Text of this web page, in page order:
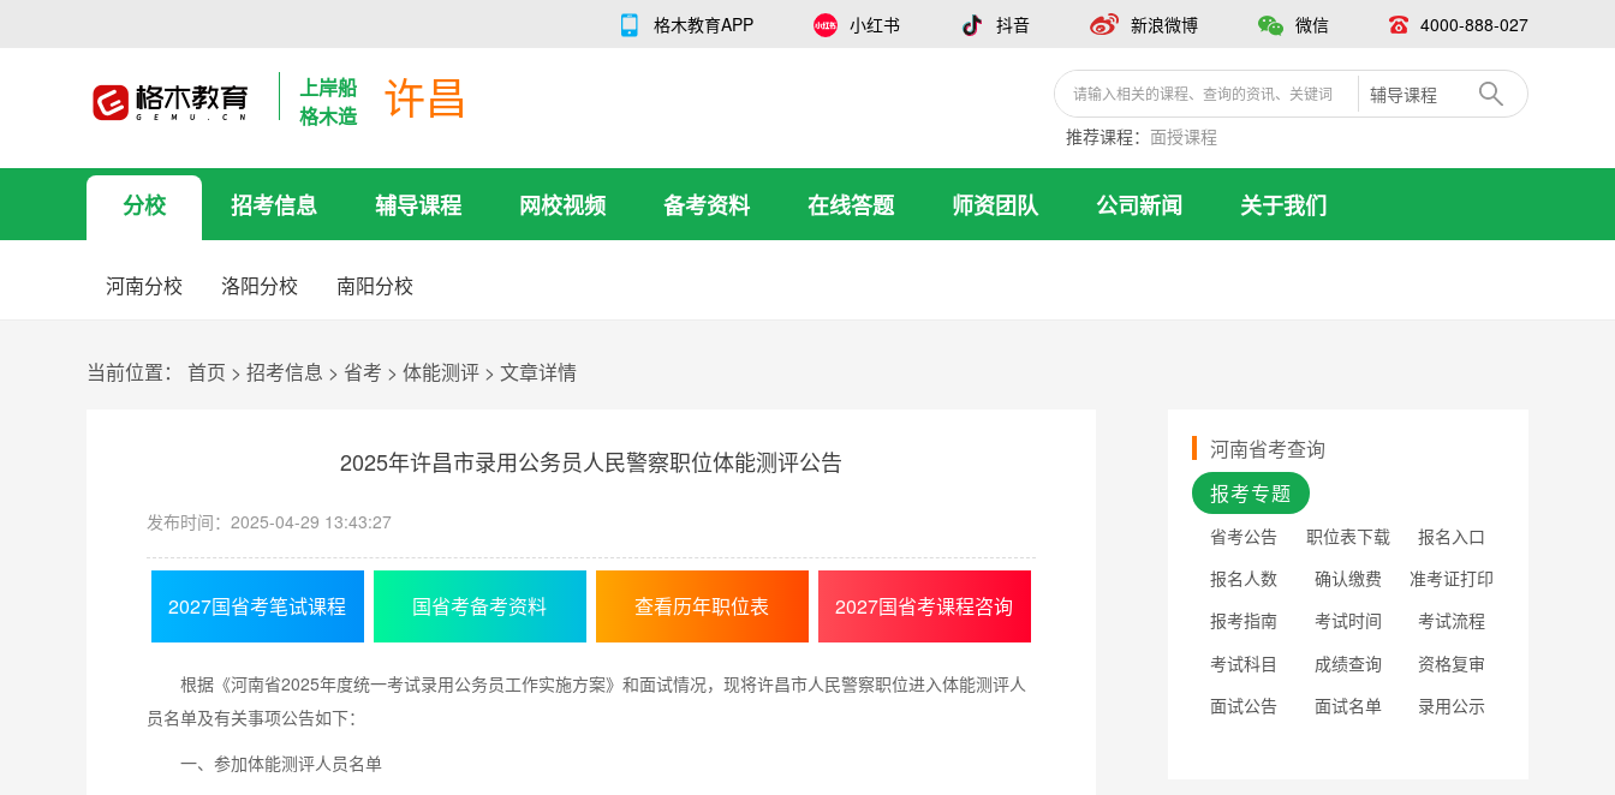
格木教育APP 小红书 抖音 新浪微博 微信 4000-888-027
上岸船
格木造
许昌
辅导课程
推荐课程： 面授课程
分校 招考信息 辅导课程 网校视频 备考资料 在线答题 师资团队 公司新闻 关于我们
河南分校 洛阳分校 南阳分校
当前位置： 首页 > 招考信息 > 省考 > 体能测评 > 文章详情
2025年许昌市录用公务员人民警察职位体能测评公告
发布时间：2025-04-29 13:43:27
2027国省考笔试课程 国省考备考资料 查看历年职位表 2027国省考课程咨询
根据《河南省2025年度统一考试录用公务员工作实施方案》和面试情况，现将许昌市人民警察职位进入体能测评人
员名单及有关事项公告如下：
一、参加体能测评人员名单
河南省考查询
报考专题
省考公告 职位表下载 报名入口
报名人数 确认缴费 准考证打印
报考指南 考试时间 考试流程
考试科目 成绩查询 资格复审
面试公告 面试名单 录用公示